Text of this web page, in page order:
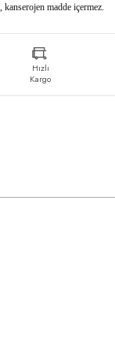
madde içermez.
Hızlı
Kargo